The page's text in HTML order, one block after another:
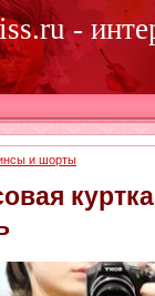
-
и шорты